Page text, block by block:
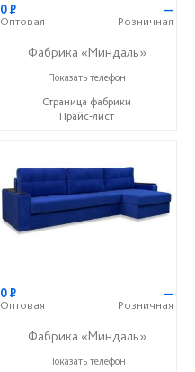
0Р
Оптовая
—
Розничная
Фабрика «Миндаль»
+7 (927) 630-62-82
Показать телефон
Страница фабрики
Прайс-лист
0Р
Оптовая
—
Розничная
Фабрика «Миндаль»
+7 (927) 630-62-82
Показать телефон